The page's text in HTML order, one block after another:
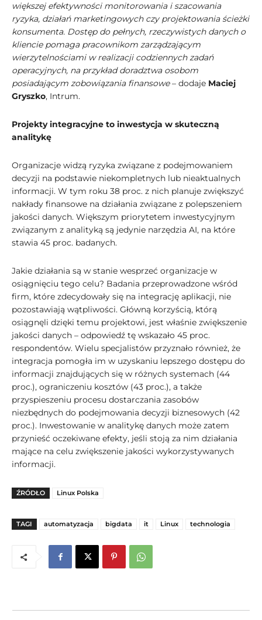
większej efektywności monitorowania i szacowania
ryzyka, działań marketingowych czy projektowania ścieżki
konsumenta. Dostęp do pełnych, rzeczywistych danych o
kliencie pomaga pracownikom zarządzającym
wierzytelnościami w realizacji codziennych zadań
operacyjnych, na przykład doradztwa osobom
posiadającym zobowiązania finansowe– dodaje Maciej
Gryszko, Intrum.
Projekty integracyjne to inwestycja w skuteczną
analitykę
Organizacje widzą ryzyka związane z podejmowaniem
decyzji na podstawie niekompletnych lub nieaktualnych
informacji. W tym roku 38 proc. z nich planuje zwiększyć
nakłady finansowe na działania związane z polepszeniem
jakości danych. Większym priorytetem inwestycyjnym
związanym z analityką są jedynie narzędzia AI, na które
stawia 45 proc. badanych.
Jakie działania są w stanie wesprzeć organizacje w
osiągnięciu tego celu? Badania przeprowadzone wśród
firm, które zdecydowały się na integrację aplikacji, nie
pozostawiają wątpliwości. Główną korzyścią, którą
osiągnęli dzięki temu projektowi, jest właśnie zwiększenie
jakości danych – odpowiedź tę wskazało 45 proc.
respondentów. Wielu specjalistów przyznało również, że
integracja pomogła im w uzyskaniu lepszego dostępu do
informacji znajdujących się w różnych systemach (44
proc.), ograniczeniu kosztów (43 proc.), a także
przyspieszeniu procesu dostarczania zasobów
niezbędnych do podejmowania decyzji biznesowych (42
proc.). Inwestowanie w analitykę danych może zatem
przynieść oczekiwane efekty, jeśli stoją za nim działania
mające na celu zwiększenie jakości wykorzystywanych
informacji.
ŹRÓDŁO Linux Polska
TAGI automatyzacja bigdata it Linux technologia